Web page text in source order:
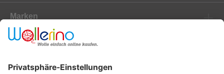
Marken
Newsletter